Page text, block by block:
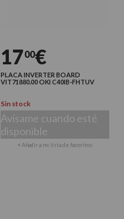
1700€
PLACA INVERTER BOARD
VIT71880.00 OKI C40IB-FHTUV
Sin stock
Avísame cuando esté
disponible
+ Añadir a mi lista de favoritos